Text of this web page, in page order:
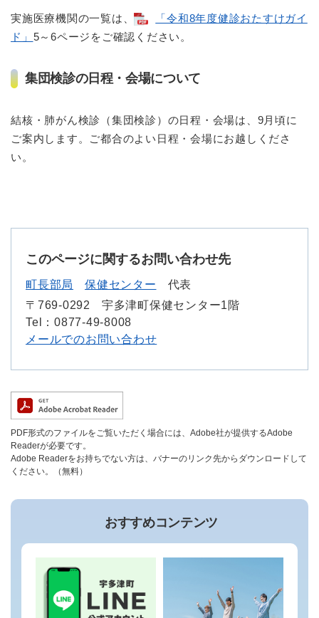
実施医療機関の一覧は、
「令和8年度健診おたすけガイ
ド」 5～6ページをご確認ください。
集団検診の日程・会場について
結核・肺がん検診（集団検診）の日程・会場は、9月頃に
ご案内します。ご都合のよい日程・会場にお越しくださ
い。
このページに関するお問い合わせ先
町長部局 保健センター
代表
〒769-0292
宇多津町保健センター1階
Tel：0877-49-8008
メールでのお問い合わせ
PDF形式のファイルをご覧いただく場合には、Adobe社が提供するAdobe
Readerが必要です。
Adobe Readerをお持ちでない方は、バナーのリンク先からダウンロードして
ください。（無料）
おすすめコンテンツ